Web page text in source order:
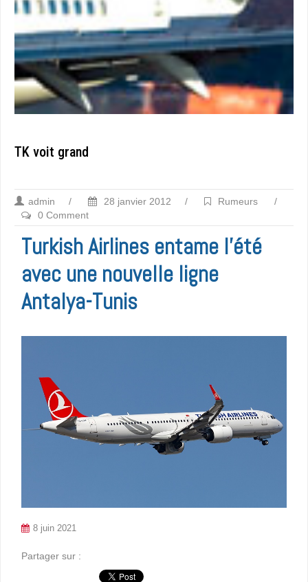
TK voit grand
admin / 28 janvier 2012 / Rumeurs
/
0 Comment
Turkish Airlines entame l’été
avec une nouvelle ligne
Antalya-Tunis
8 juin 2021
Partager sur :